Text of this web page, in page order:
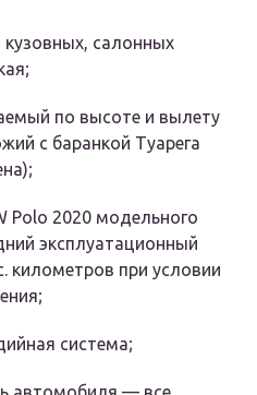
кузовных, салонных
по высоте и вылету
с баранкой Туарега
Polo 2020 модельного
эксплуатационный
километров при условии
система;